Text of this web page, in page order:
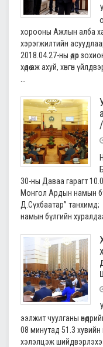
хорооны Ажлын алба
хэрэгжилтийн
2018.04.27-ны өдөр
хөдөө аж ахуй, хөнгөн
30-ны Даваа гарагт
Монгол Ардын намын
Д.Сүхбаатар”
намын бүлгийн
ээлжит чуулганы
08 минутад 51.3
хэлэлцэж